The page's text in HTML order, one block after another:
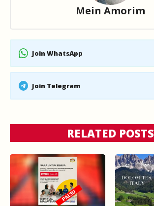
Mein Amorim
Join WhatsApp
Join Telegram
RELATED POSTS